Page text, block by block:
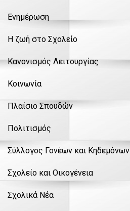
Ενημέρωση
Η ζωή στο Σχολείο
Κανονισμός Λειτουργίας
Κοινωνία
Πλαίσιο Σπουδών
Πολιτισμός
Σύλλογος Γονέων και Κηδεμόνων
Σχολείο και Οικογένεια
Σχολικά Νέα